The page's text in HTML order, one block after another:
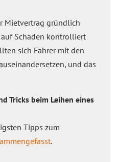
Mietvertrag gründlich
Schäden kontrolliert
sich Fahrer mit den
und das
Tricks beim Leihen eines
Tipps zum
.